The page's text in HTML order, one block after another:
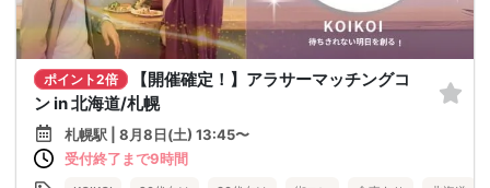
ポイント2倍
【開催確定！】アラサーマッチングコ
ン in 北海道/札幌
札幌駅 | 8月8日(土) 13:45〜
受付終了まで9時間